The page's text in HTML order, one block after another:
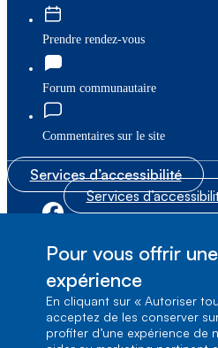
Prendre rendez-vous
Forum communautaire
Commentaires sur le site
Services d’accessibilité
Services
1, carrefour
Verdun, Québec, H3E
Pour vous offrir
expérience
En cliquant sur « Autoriser
acceptez de les conserver
profiter d’une expérience de